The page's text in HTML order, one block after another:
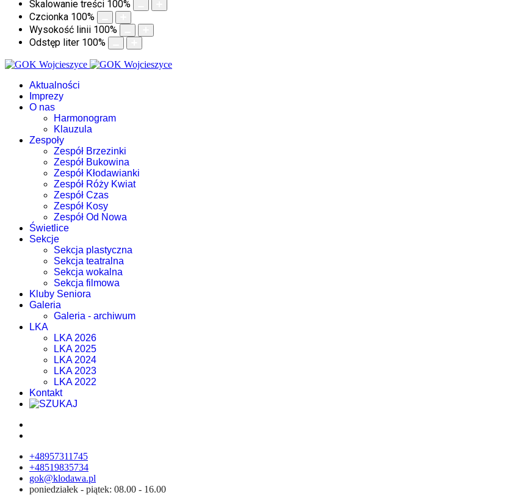
Skalowanie treści 100%
Czcionka 100%
Wysokość linii 100%
Odstęp liter 100%
Aktualności
Imprezy
O nas
Harmonogram
Klauzula
Zespoły
Zespół Brzezinki
Zespół Bukowina
Zespół Kłodawianki
Zespół Róży Kwiat
Zespół Czas
Zespół Kosy
Zespół Od Nowa
Świetlice
Sekcje
Sekcja plastyczna
Sekcja teatralna
Sekcja wokalna
Sekcja filmowa
Kluby Seniora
Galeria
Galeria - archiwum
LKA
LKA 2026
LKA 2025
LKA 2024
LKA 2023
LKA 2022
Kontakt
+48957311745
+48519835734
gok@klodawa.pl
poniedziałek - piątek: 08.00 - 16.00